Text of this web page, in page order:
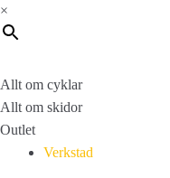
×
Allt om cyklar
Allt om skidor
Outlet
Verkstad